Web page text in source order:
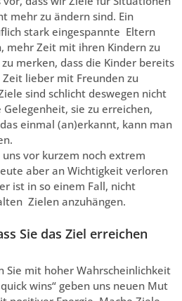
mehr zu ändern sind. Ein
stark eingespannte Eltern
Zeit mit ihren Kindern zu
merken, dass die Kinder bereits
lieber mit Freunden zu
sind schlicht deswegen nicht
sie zu erreichen,
einmal (an)erkannt, kann man
vor kurzem noch extrem
aber an Wichtigkeit verloren
ist in so einem Fall, nicht
Zielen anzuhängen.
Sie das Ziel erreichen
Sie mit hoher Wahrscheinlichkeit
wins“ geben uns neuen Mut